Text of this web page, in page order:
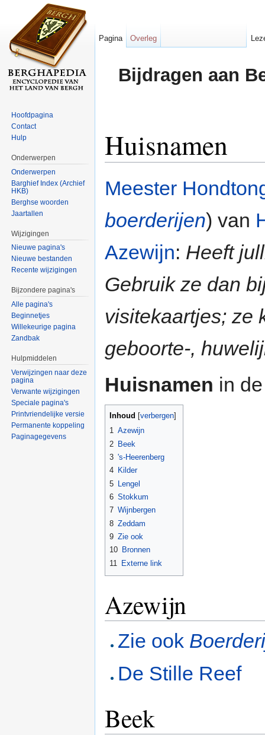
Bijdragen aan
Huisnamen
Meester
boerderijen) van
Azewijn: Heeft
Gebruik ze dan
visitekaartjes; ze
geboorte-,
Huisnamen in
Inhoud verbergen
1 Azewijn
2 Beek
3 's-Heerenberg
4 Kilder
5 Lengel
6 Stokkum
7 Wijnbergen
8 Zeddam
9 Zie ook
10 Bronnen
11
Externe link
Azewijn
Zie ook
De Stille Reef
Beek
Pagina Overleg
Hoofdpagina
Contact
Hulp
Onderwerpen
Onderwerpen
Barghief Index (Archief
HKB)
Berghse woorden
Jaartallen
Wijzigingen
Nieuwe pagina's
Nieuwe bestanden
Recente wijzigingen
Bijzondere pagina's
Alle pagina's
Beginnetjes
Willekeurige pagina
Zandbak
Hulpmiddelen
Verwijzingen naar deze
pagina
Verwante wijzigingen
Speciale pagina's
Printvriendelijke versie
Permanente koppeling
Paginagegevens